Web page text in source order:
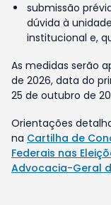
submissão
dúvida à
institucional e,
As medidas serão
de 2026, data do
25 de outubro de
Orientações
na Cartilha de
Federais nas
Advocacia-Geral